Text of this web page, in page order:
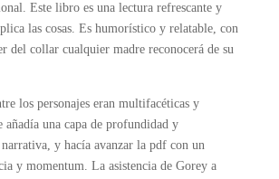
Este libro es una lectura refrescante y
las cosas. Es humorístico y relatable, con
del collar cualquier madre reconocerá de su
los personajes eran multifacéticas y
añadía una capa de profundidad y
y hacía avanzar la pdf con un
y momentum. La asistencia de Gorey a